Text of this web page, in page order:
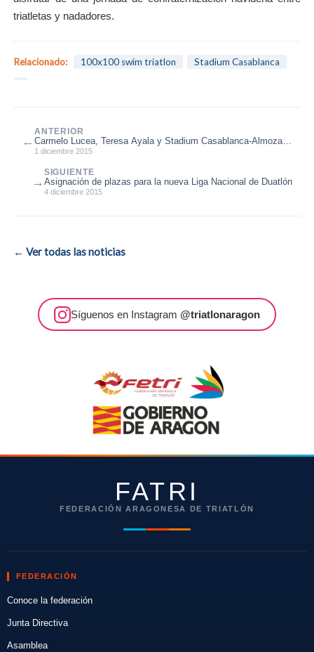
triatletas y nadadores.
Relacionado: 100x100 swim triatlon Stadium Casablanca
←
ANTERIOR
Carmelo Lucea, Teresa Ayala y Stadium Casablanca-Almozara
2000 vencedores del Ra...
1 diciembre 2015
SIGUIENTE
Asignación de plazas para la nueva Liga Nacional de Duatlón
4 diciembre 2015
→
← Ver todas las noticias
Síguenos en Instagram @triatlonaragon
FATRI
FEDERACIÓN ARAGONESA DE TRIATLÓN
FEDERACIÓN
Conoce la federación
Junta Directiva
Asamblea